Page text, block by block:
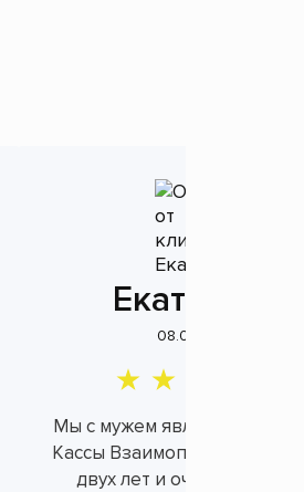
Екатерина
08.04.2026
Мы с мужем являемся
Кассы Взаимопомощи уже
двух лет и очень